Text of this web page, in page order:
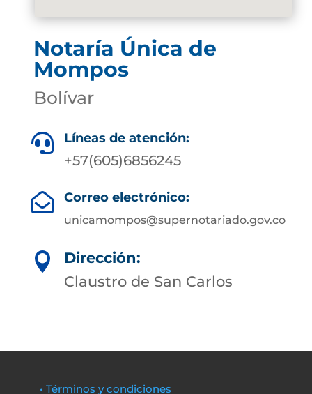
Notaría Única de
Mompos
Bolívar
 Líneas de atención:
+57(605)6856245
 Correo electrónico:
unicamompos@supernotariado.gov.co

Dirección:
Claustro de San Carlos
• Términos y condiciones